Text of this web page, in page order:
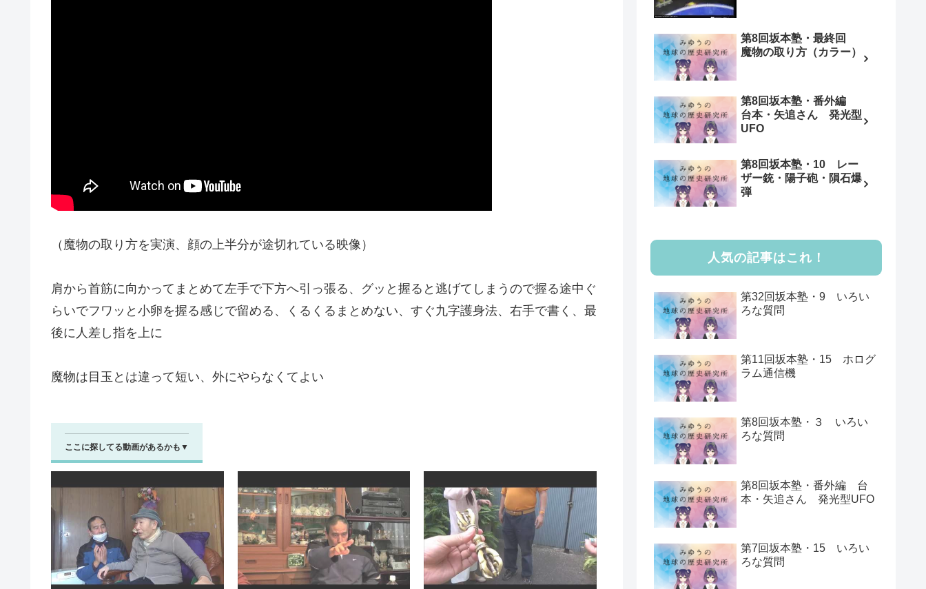
（魔物の取り方を実演、顔の上半分が途切れている映像）
肩から首筋に向かってまとめて左手で下方へ引っ張る、グッと握ると逃げてしまうので握る途中ぐ
らいでフワッと小卵を握る感じで留める、くるくるまとめない、すぐ九字護身法、右手で書く、最
後に人差し指を上に
魔物は目玉とは違って短い、外にやらなくてよい
ここに探してる動画があるかも▼
第8回坂本塾・最終回
魔物の取り方（カラー）
第8回坂本塾・番外編
台本・矢追さん 発光型
UFO
第8回坂本塾・10 レー
ザー銃・陽子砲・隕石爆
弾
人気の記事はこれ！
第32回坂本塾・9 いろい
ろな質問
第11回坂本塾・15 ホログ
ラム通信機
第8回坂本塾・３ いろい
ろな質問
第8回坂本塾・番外編 台
本・矢追さん 発光型UFO
第7回坂本塾・15 いろい
ろな質問